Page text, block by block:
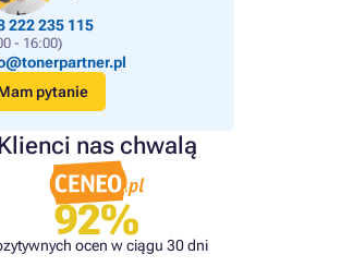
222 235 115
- 16:00)
pytanie
Klienci nas chwalą
92%
ocen w ciągu 30 dni